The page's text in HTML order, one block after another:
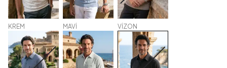
KREM MAVİ VİZON